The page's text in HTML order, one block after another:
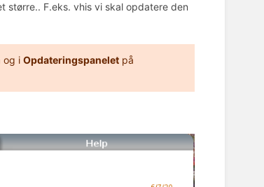
F.eks. vhis vi skal opdatere den
og i Opdateringspanelet på